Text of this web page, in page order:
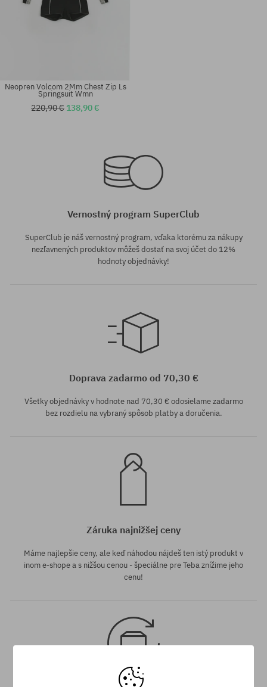
Neopren Volcom 2Mm Chest Zip Ls
Springsuit Wmn
220,90 € 138,90 €
Vernostný program SuperClub
SuperClub je náš vernostný program, vďaka ktorému za nákupy
nezľavnených produktov môžeš dostať na svoj účet do 12%
hodnoty objednávky!
Doprava zadarmo od 70,30 €
Všetky objednávky v hodnote nad 70,30 € odosielame zadarmo
bez rozdielu na vybraný spôsob platby a doručenia.
Záruka najnižšej ceny
Máme najlepšie ceny, ale keď náhodou nájdeš ten istý produkt v
inom e-shope a s nižšou cenou - špeciálne pre Teba znížime jeho
cenu!